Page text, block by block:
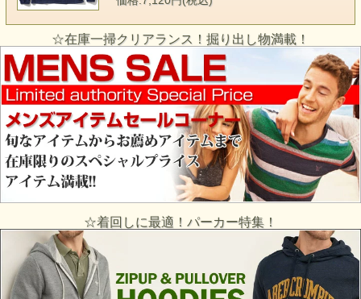
☆在庫一掃クリアランス！掘り出し物満載！
☆着回しに最適！パーカー特集！